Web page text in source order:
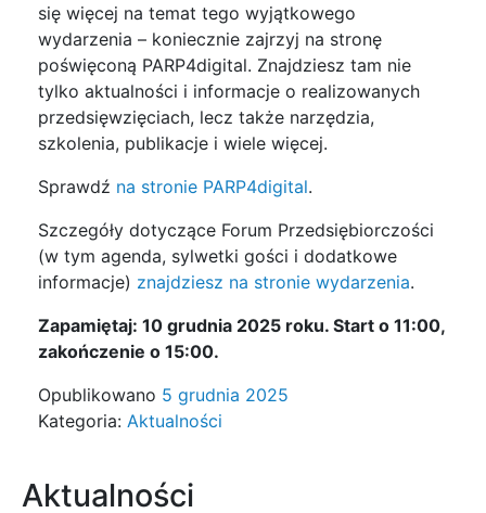
się więcej na temat tego wyjątkowego
wydarzenia – koniecznie zajrzyj na stronę
poświęconą PARP4digital. Znajdziesz tam nie
tylko aktualności i informacje o realizowanych
przedsięwzięciach, lecz także narzędzia,
szkolenia, publikacje i wiele więcej.
Sprawdź na stronie PARP4digital.
Szczegóły dotyczące Forum Przedsiębiorczości
(w tym agenda, sylwetki gości i dodatkowe
informacje) znajdziesz na stronie wydarzenia.
Zapamiętaj: 10 grudnia 2025 roku. Start o 11:00,
zakończenie o 15:00.
Opublikowano 5 grudnia 2025
Kategoria: Aktualności
Aktualności